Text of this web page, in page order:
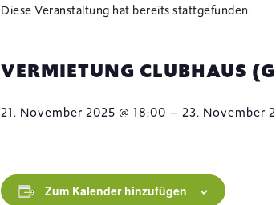
Diese Veranstaltung hat bereits stattgefunden.
VERMIETUNG CLUBHAUS
21. November 2025 @ 18:00 – 23. November
Zum Kalender hinzufügenDETAILS